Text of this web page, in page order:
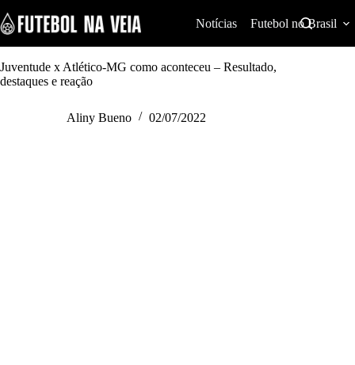
k
i
p
t
o
Notícias Futebol no Brasil
Juventude x Atlético-MG como aconteceu – Resultado,
destaques e reação
Aliny Bueno 02/07/2022